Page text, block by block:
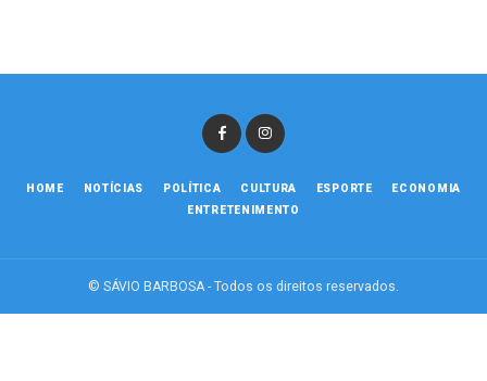
HOME NOTÍCIAS POLÍTICA CULTURA ESPORTE
ECONOMIA
ENTRETENIMENTO
© SÁVIO BARBOSA - Todos os direitos reservados.